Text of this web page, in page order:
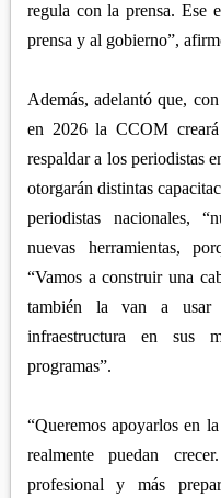
regula con la prensa. Ese
prensa y al gobierno”,
Además, adelantó que,
en 2026 la CCOM
respaldar a los periodistas
otorgarán distintas
periodistas nacionales,
nuevas herramientas,
“Vamos a construir una
también la van a usar
infraestructura en sus
programas”.
“Queremos apoyarlos en
realmente puedan
profesional y más